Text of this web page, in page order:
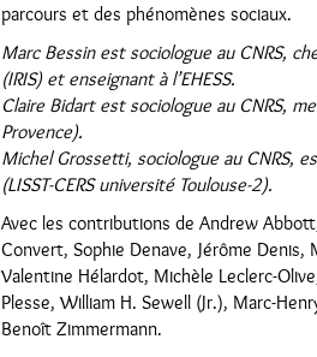
parcours et des phénomènes sociaux.
Marc Bessin est sociologue au CNRS,
(IRIS) et enseignant à l’EHESS.
Claire Bidart est sociologue au CNRS,
Provence).
Michel Grossetti, sociologue au CNRS,
(LISST-CERS université Toulouse-2).
Avec les contributions de Andrew
Convert, Sophie Denave, Jérôme Denis,
Valentine Hélardot, Michèle Leclerc-
Plesse, William H. Sewell (Jr.), Marc-
Benoît Zimmermann.